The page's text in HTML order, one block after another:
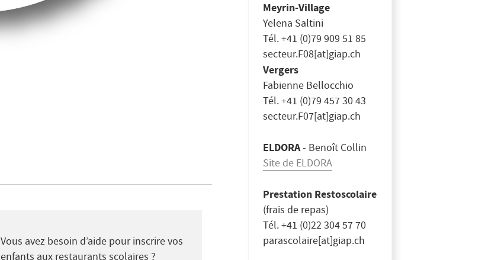
Vous avez besoin d’aide pour inscrire vos
enfants aux restaurants scolaires ?
Meyrin-Village
Yelena Saltini
Tél. +41 (0)79 909 51 85
secteur.F08[at]giap.ch
Vergers
Fabienne Bellocchio
Tél. +41 (0)79 457 30 43
secteur.F07[at]giap.ch
ELDORA- Benoît Collin
Site de ELDORA
Prestation Restoscolaire
(frais de repas)
Tél. +41 (0)22 304 57 70
parascolaire[at]giap.ch